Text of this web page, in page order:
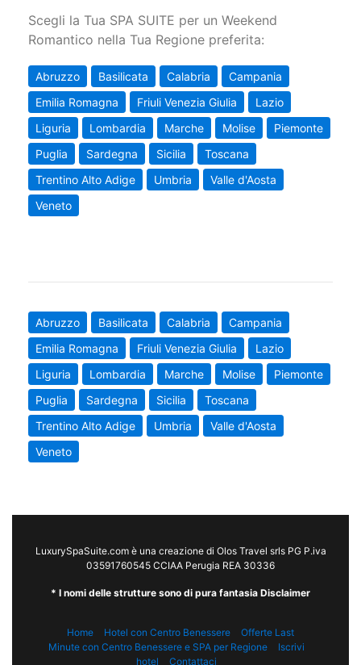
Scegli la Tua SPA SUITE per un Weekend
Romantico nella Tua Regione preferita:
Abruzzo Basilicata Calabria
Campania
Emilia Romagna
Friuli Venezia Giulia
Lazio
Liguria
Lombardia Marche Molise
Piemonte
Puglia
Sardegna Sicilia
Toscana
Trentino Alto Adige
Umbria
Valle d'Aosta
Veneto
Abruzzo Basilicata Calabria
Campania
Emilia Romagna
Friuli Venezia Giulia
Lazio
Liguria
Lombardia Marche Molise
Piemonte
Puglia
Sardegna Sicilia
Toscana
Trentino Alto Adige
Umbria
Valle d'Aosta
Veneto
LuxurySpaSuite.com è una creazione di Olos Travel srls PG P.iva
03591760545 CCIAA Perugia REA 30336
* I nomi delle strutture sono di pura fantasia Disclaimer
Home Hotel con Centro Benessere
Offerte Last
Minute con Centro Benessere e SPA per Regione
Iscrivi
hotel
Contattaci